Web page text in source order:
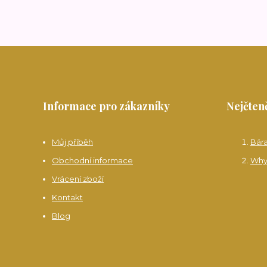
Informace pro zákazníky
Můj příběh
Obchodní informace
Vrácení zboží
Kontakt
Blog